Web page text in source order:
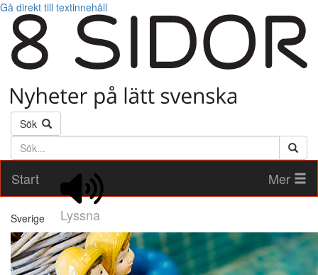
Gå direkt till textinnehåll
Sök
Söktext
Start
Lyssna
Mer
Sverige